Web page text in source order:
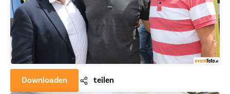
Downloaden teilen